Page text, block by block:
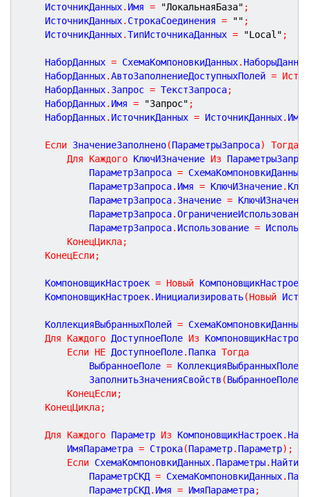
	ИсточникДанных
. Имя = "ЛокальнаяБаза" ;
	ИсточникДанных
. СтрокаСоединения = "" ;
	ИсточникДанных
.ТипИсточникаДанных = "Local" ;
	НаборДанных
= СхемаКомпоновкиДанных. НаборыДанных
	НаборДанных
.АвтоЗаполнениеДоступныхПолей =
	НаборДанных
. Запрос = ТекстЗапроса;
	НаборДанных
. Имя = "Запрос" ;
	НаборДанных
. ИсточникДанных = ИсточникДанных. Имя
Если ЗначениеЗаполнено(ПараметрыЗапроса)
Тогда
Для
Каждого КлючИЗначение Из
			ПараметрЗапроса
= СхемаКомпоновкиДанных
			ПараметрЗапроса
. Имя = КлючИЗначение. Ключ
			ПараметрЗапроса
. Значение = КлючИЗначение
			ПараметрЗапроса
.
			ПараметрЗапроса
. Использование =
КонецЦикла;
КонецЕсли;
	КомпоновщикНастроек
= Новый
	КомпоновщикНастроек
. Инициализировать(Новый
    КоллекцияВыбранныхПолей
= СхемаКомпоновкиДанных
Для
Каждого ДоступноеПоле Из КомпоновщикНастроек
Если НЕ ДоступноеПоле. Папка Тогда
			ВыбранноеПоле
= КоллекцияВыбранныхПолей
			ЗаполнитьЗначенияСвойств
(ВыбранноеПоле
КонецЕсли;
КонецЦикла;
Для Каждого Параметр Из КомпоновщикНастроек.
		ИмяПараметра
= Строка(Параметр. Параметр) ;
Если СхемаКомпоновкиДанных. Параметры. Найти
			ПараметрСКД
= СхемаКомпоновкиДанных.
			ПараметрСКД
. Имя = ИмяПараметра;